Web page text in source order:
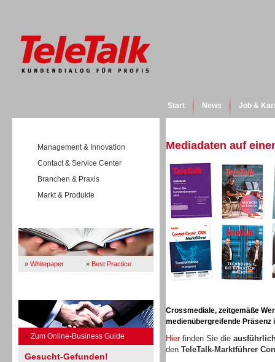
Start News Job &
Management & Innovation
Contact & Service Center
Branchen & Praxis
Markt & Produkte
» Whitepaper » Best Practice
» Zum Online-Business Guide
Gesucht-Gefunden!
Mediadaten auf
Crossmediale, zeitgemäße
medienübergreifende Präsenz
Hier finden Sie die
den TeleTalk-Marktführer